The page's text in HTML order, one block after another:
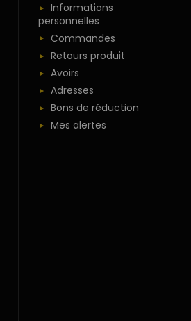
Informations
personnelles
Commandes
Retours produit
Avoirs
Adresses
Bons de réduction
Mes alertes